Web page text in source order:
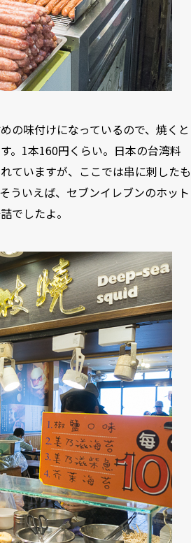
の味付けになっているので、焼くと
。1本160円くらい。日本の台湾料
ていますが、ここでは串に刺したも
ういえば、セブンイレブンのホット
でしたよ。